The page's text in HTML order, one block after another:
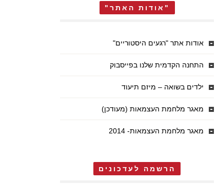
"אודות האתר"
אודות אתר "רגעים היסטוריים"
התחנה הקדמית שלנו בפייסבוק
ילדים בשואה – מיזם תיעוד
מאגר מלחמת העצמאות (מעודכן)
מאגר מלחמת העצמאות- 2014
הרשמה לעדכונים